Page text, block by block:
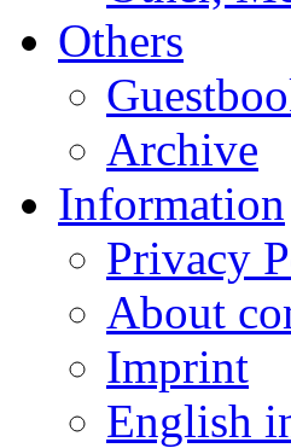
Others
Archive
Information
Privacy
About
Imprint
English